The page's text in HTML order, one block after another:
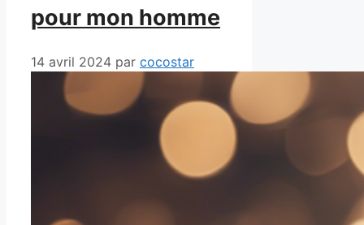
pour mon homme
14 avril 2024 par cocostar